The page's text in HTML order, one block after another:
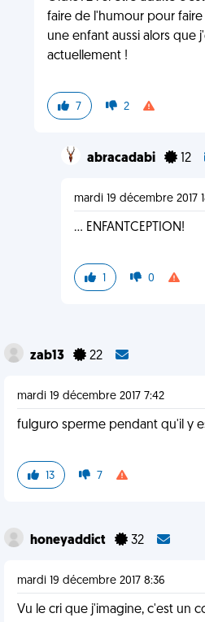
faire de l'humour pour faire
une enfant aussi alors que
actuellement !
7 2
abracadabi 12
mardi 19 décembre 2017
... ENFANTCEPTION!
1 0
zab13 22
mardi 19 décembre 2017 7:42
fulguro sperme pendant qu'il y
13 7
honeyaddict 32
mardi 19 décembre 2017 8:36
Vu le cri que j'imagine, c'est un